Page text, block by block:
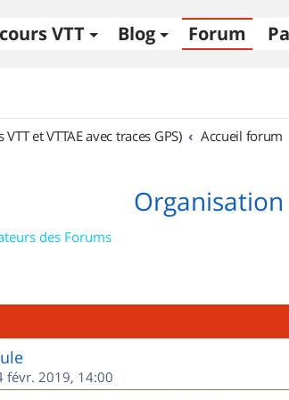
VTT Blog Forum
et VTTAE avec traces GPS)
Accueil forum
des Forums
févr. 2019, 14:00